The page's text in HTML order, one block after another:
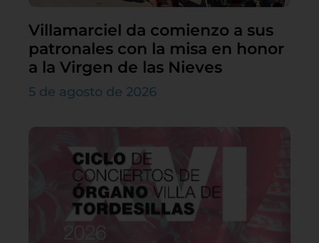
Villamarciel da comienzo a sus
patronales con la misa en honor
a la Virgen de las Nieves
5 de agosto de 2026